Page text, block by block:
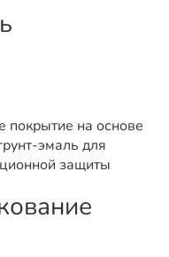
покрытие на основе
эмаль для
защиты